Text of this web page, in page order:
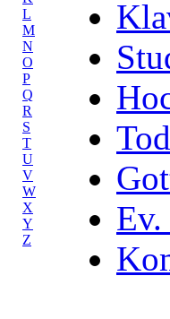
L
M
N
O
P
Q
R
S
T
U
V
W
X
Y
Z
Ev.